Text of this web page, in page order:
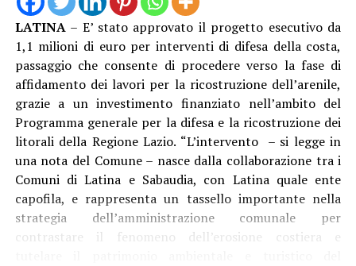
LATINA– E’ stato approvato il progetto esecutivo da
1,1 milioni di euro per interventi di difesa della costa,
passaggio che consente di procedere verso la fase di
affidamento dei lavori per la ricostruzione dell’arenile,
grazie a un investimento finanziato nell’ambito del
Programma generale per la difesa e la ricostruzione dei
litorali della Regione Lazio. “L’intervento – si legge in
una nota del Comune – nasce dalla collaborazione tra i
Comuni di Latina e Sabaudia, con Latina quale ente
capofila, e rappresenta un tassello importante nella
strategia dell’amministrazione comunale per
contrastare il fenomeno dell’erosione costiera e